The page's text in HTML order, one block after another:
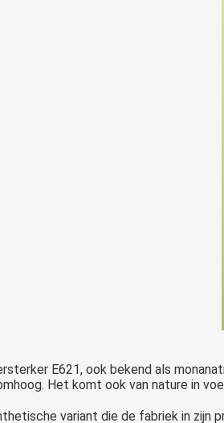
E621, ook bekend als
Het komt ook van nature in
variant die de fabriek in